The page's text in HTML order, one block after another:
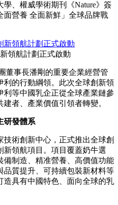
、權威學術期刊《Nature》簽
面營養 全面新鮮」全球品牌戰
領航計劃正式啟動
董事長潘剛的重要企業經營管
利的行動綱領。‌‌此次全球創新領
等中國乳企正從全球產業鏈參
者、產業價值引領者轉變。
研發體系
術創新中心，正式推出全球創
新領航項目。項目覆蓋奶牛選
備制造、精准營養、高價值功能
品質提升、可持續包裝新材料等
造具有中國特色、面向全球的乳